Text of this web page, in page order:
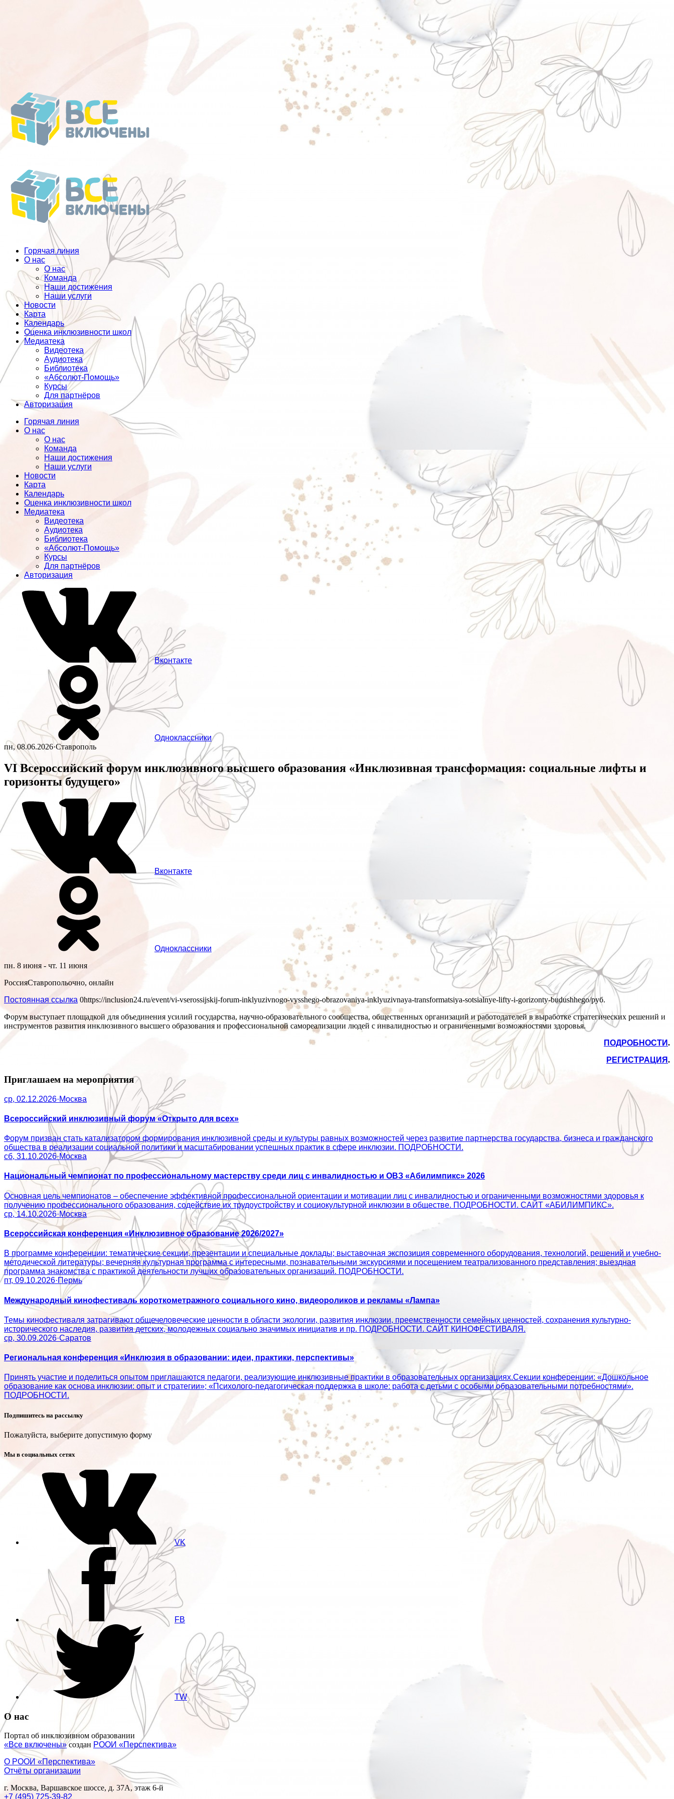
Горячая линия
О нас
О нас
Команда
Наши достижения
Наши услуги
Новости
Карта
Календарь
Оценка инклюзивности школ
Медиатека
Видеотека
Аудиотека
Библиотека
«Абсолют-Помощь»
Курсы
Для партнёров
Авторизация
Горячая линия
О нас
О нас
Команда
Наши достижения
Наши услуги
Новости
Карта
Календарь
Оценка инклюзивности школ
Медиатека
Видеотека
Аудиотека
Библиотека
«Абсолют-Помощь»
Курсы
Для партнёров
Авторизация
Вконтакте
Одноклассники
пн, 08.06.2026·Ставрополь
VI Всероссийский форум инклюзивного высшего образования «Инклюзивная трансформация: социальные лифты и
горизонты будущего»
Вконтакте
Одноклассники
пн. 8 июня - чт. 11 июня
РоссияСтавропольочно, онлайн
Постоянная ссылка 0https://inclusion24.ru/event/vi-vserossijskij-forum-inklyuzivnogo-vysshego-obrazovaniya-inklyuzivnaya-transformatsiya-sotsialnye-lifty-i-gorizonty-budushhego/руб.
Форум выступает площадкой для объединения усилий государства, научно-образовательного сообщества, общественных организаций и работодателей в выработке стратегических решений и
инструментов развития инклюзивного высшего образования и профессиональной самореализации людей с инвалидностью и ограниченными возможностями здоровья.
ПОДРОБНОСТИ.
РЕГИСТРАЦИЯ.
Приглашаем на мероприятия
ср, 02.12.2026·Москва
Всероссийский инклюзивный форум «Открыто для всех»
Форум призван стать катализатором формирования инклюзивной среды и культуры равных возможностей через развитие партнерства государства, бизнеса и гражданского
общества в реализации социальной политики и масштабировании успешных практик в сфере инклюзии. ПОДРОБНОСТИ.
сб, 31.10.2026·Москва
Национальный чемпионат по профессиональному мастерству среди лиц с инвалидностью и ОВЗ «Абилимпикс» 2026
Основная цель чемпионатов – обеспечение эффективной профессиональной ориентации и мотивации лиц с инвалидностью и ограниченными возможностями здоровья к
получению профессионального образования, содействие их трудоустройству и социокультурной инклюзии в обществе. ПОДРОБНОСТИ. САЙТ «АБИЛИМПИКС».
ср, 14.10.2026·Москва
Всероссийская конференция «Инклюзивное образование 2026/2027»
В программе конференции: тематические секции, презентации и специальные доклады; выставочная экспозиция современного оборудования, технологий, решений и учебно-
методической литературы; вечерняя культурная программа с интересными, познавательными экскурсиями и посещением театрализованного представления; выездная
программа знакомства с практикой деятельности лучших образовательных организаций. ПОДРОБНОСТИ.
пт, 09.10.2026·Пермь
Международный кинофестиваль короткометражного социального кино, видеороликов и рекламы «Лампа»
Темы кинофестиваля затрагивают общечеловеческие ценности в области экологии, развития инклюзии, преемственности семейных ценностей, сохранения культурно-
исторического наследия, развития детских, молодежных социально значимых инициатив и пр. ПОДРОБНОСТИ. САЙТ КИНОФЕСТИВАЛЯ.
ср, 30.09.2026·Саратов
Региональная конференция «Инклюзия в образовании: идеи, практики, перспективы»
Принять участие и поделиться опытом приглашаются педагоги, реализующие инклюзивные практики в образовательных организациях.Секции конференции: «Дошкольное
образование как основа инклюзии: опыт и стратегии»; «Психолого‑педагогическая поддержка в школе: работа с детьми с особыми образовательными потребностями».
ПОДРОБНОСТИ.
Подпишитесь на рассылку
Пожалуйста, выберите допустимую форму
Мы в социальных сетях
VK
FB
TW
О нас
Портал об инклюзивном образовании
«Все включены»создан РООИ «Перспектива»
О РООИ «Перспектива»
Отчёты организации
г. Москва, Варшавское шоссе, д. 37А, этаж 6-й
+7 (495) 725-39-82